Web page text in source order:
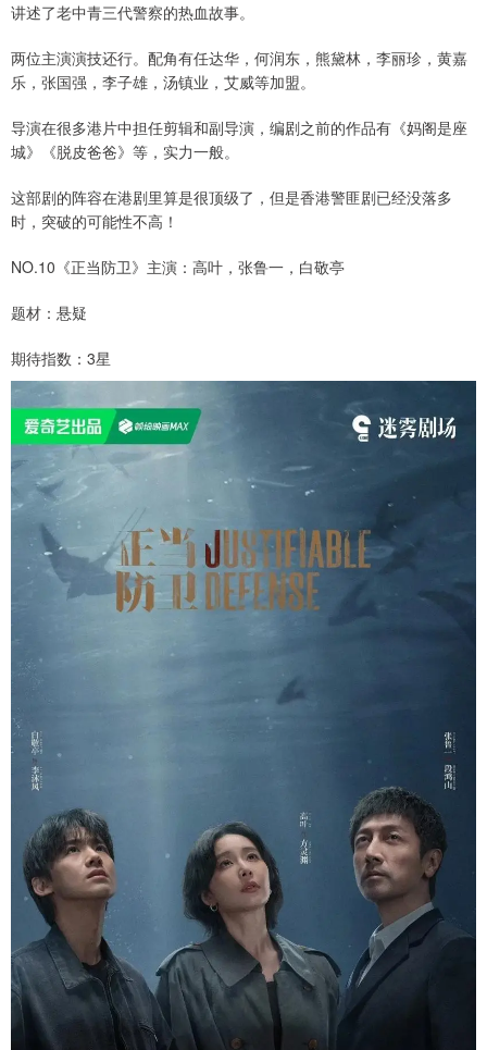
讲述了老中青三代警察的热血故事。
两位主演演技还行。配角有任达华，何润东，熊黛林，李丽珍，黄嘉
乐，张国强，李子雄，汤镇业，艾威等加盟。
导演在很多港片中担任剪辑和副导演，编剧之前的作品有《妈阁是座
城》《脱皮爸爸》等，实力一般。
这部剧的阵容在港剧里算是很顶级了，但是香港警匪剧已经没落多
时，突破的可能性不高！
NO.10《正当防卫》主演：高叶，张鲁一，白敬亭
题材：悬疑
期待指数：3星